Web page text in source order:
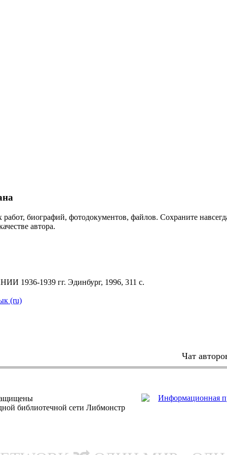
биографий, фотодокументов, файлов. Сохраните
автора.
1939 гг. Эдинбург, 1996, 311 с.
(ru)
Чат
библиотечной сети Либмонстр